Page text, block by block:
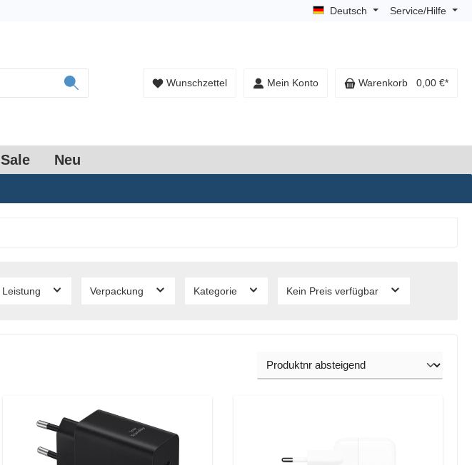
Deutsch Service/Hilfe
Wunschzettel Mein Konto Warenkorb 0,00 €*
Sale Neu
Leistung Verpackung Kategorie Kein Preis verfügbar